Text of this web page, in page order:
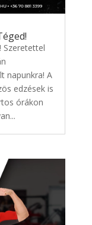
Szeretettel
napunkra! A
edzések is
órákon